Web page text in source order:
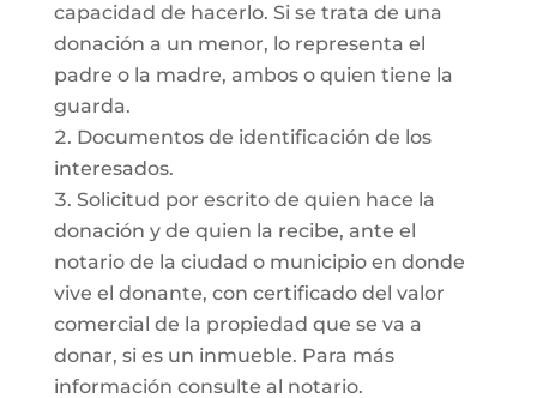
capacidad de hacerlo. Si se trata de una
donación a un menor, lo representa el
padre o la madre, ambos o quien tiene la
guarda.
Documentos de identificación de los
interesados.
Solicitud por escrito de quien hace la
donación y de quien la recibe, ante el
notario de la ciudad o municipio en donde
vive el donante, con certificado del valor
comercial de la propiedad que se va a
donar, si es un inmueble. Para más
información consulte al notario.